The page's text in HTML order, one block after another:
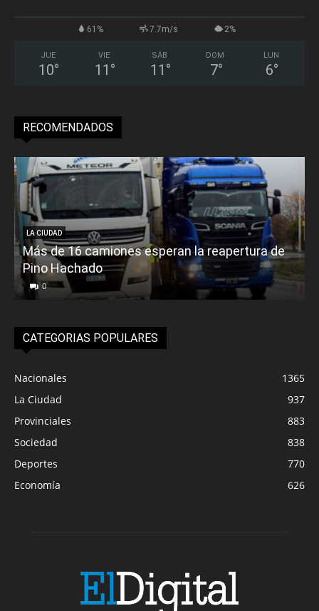
61% 7.7m/s 2%
JUE
10°
VIE
11 °
SÁB
11 °
DOM
7°
LUN
6°
RECOMENDADOS
LA CIUDAD
Más de 16 camiones esperan la reapertura de
Pino Hachado
0
CATEGORIAS POPULARES
Nacionales
1365
La Ciudad
937
Provinciales
883
Sociedad
838
Deportes
770
Economía
626